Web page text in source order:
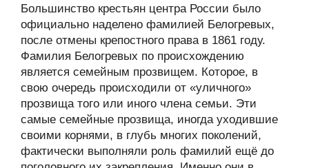
Большинство крестьян центра России было
официально наделено фамилией Белогревых,
после отмены крепостного права в 1861 году.
Фамилия Белогревых по происхождению
является семейным прозвищем. Которое, в
свою очередь происходили от «уличного»
прозвища того или иного члена семьи. Эти
самые семейные прозвища, иногда уходившие
своими корнями, в глубь многих поколений,
фактически выполняли роль фамилий ещё до